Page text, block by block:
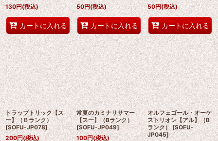
130円(税込)
カートに入れる
50円(税込)
カートに入れる
50円(税込)
カートに入れる
トラップトリック【ス
ー】（Ｂランク）
[SOFU-JP078]
200円(税込)
常夏のカミナリサマー
【スー】（Bランク）
[SOFU-JP049]
100円(税込)
オルフェゴール・オーケ
ストリオン【アル】（B
ランク） [SOFU-
JP045]